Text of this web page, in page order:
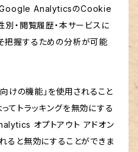
Google AnalyticsのCookie
別・閲覧履歴・本サービスに
把握するための分析が可能
の機能」を使用されること
てトラッキングを無効にする
オプトアウト アドオン
ると無効にすることができま